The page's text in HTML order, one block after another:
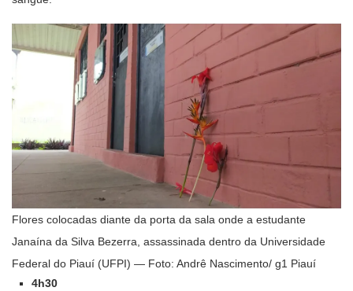
Flores colocadas diante da porta da sala onde a estudante
Janaína da Silva Bezerra, assassinada dentro da Universidade
Federal do Piauí (UFPI) — Foto: Andrê Nascimento/ g1 Piauí
4h30